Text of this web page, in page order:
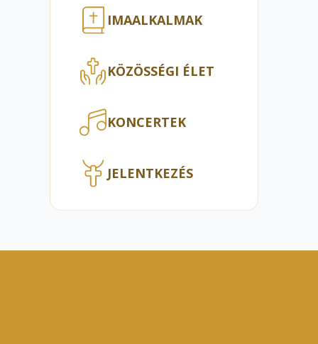
IMAALKALMAK
KÖZÖSSÉGI ÉLET
KONCERTEK
JELENTKEZÉS